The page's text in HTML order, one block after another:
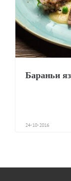
Бараньи
24-10-2016